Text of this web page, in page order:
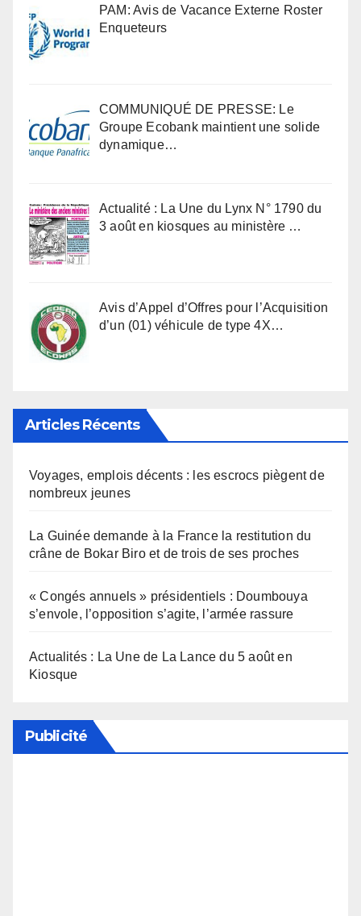
PAM: Avis de Vacance Externe Roster
Enqueteurs
COMMUNIQUÉ DE PRESSE: Le
Groupe Ecobank maintient une solide
dynamique…
Actualité : La Une du Lynx N° 1790 du
3 août en kiosques au ministère …
Avis d’Appel d’Offres pour l’Acquisition
d’un (01) véhicule de type 4X…
Articles Récents
Voyages, emplois décents : les escrocs piègent de
nombreux jeunes
La Guinée demande à la France la restitution du
crâne de Bokar Biro et de trois de ses proches
« Congés annuels » présidentiels : Doumbouya
s’envole, l’opposition s’agite, l’armée rassure
Actualités : La Une de La Lance du 5 août en
Kiosque
Publicité